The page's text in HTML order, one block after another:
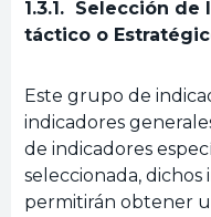
1.3.1. Selección
táctico o
Este grupo de
indicadores
de indicadores
seleccionada,
permitirán obtener